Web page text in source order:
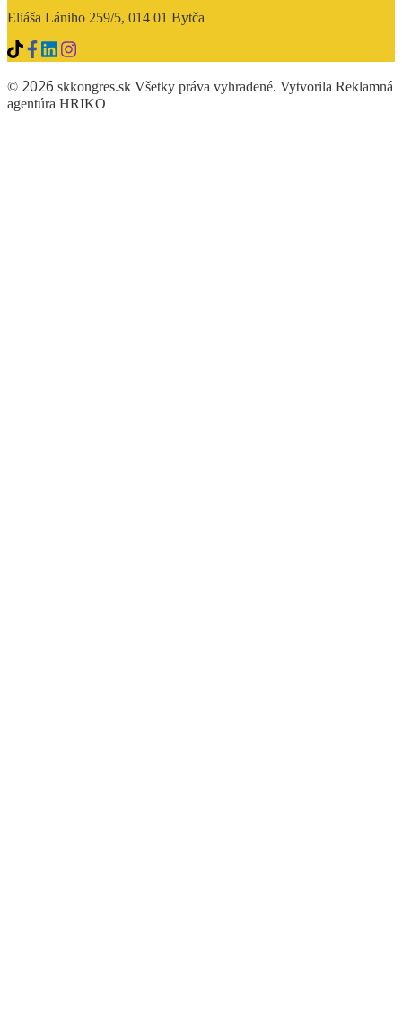
Eliáša Lániho 259/5, 014 01 Bytča
© 2026 skkongres.sk Všetky práva vyhradené. Vytvorila Reklamná
agentúra HRIKO